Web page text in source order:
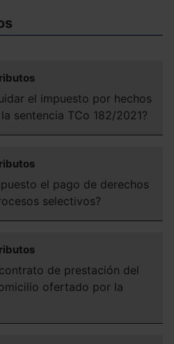
el impuesto por hechos
sentencia TCo 182/2021?
el pago de derechos
selectivos?
de prestación del
ofertado por la